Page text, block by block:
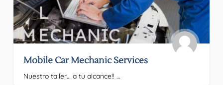
Mobile Car Mechanic Services
Nuestro taller… a tu alcance!! Broward y Por favor, proporciona el texto que quieres traducir.